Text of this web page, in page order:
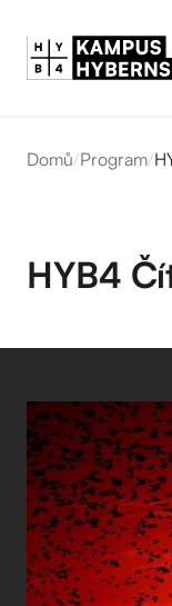
Domů/Program/
HYB4